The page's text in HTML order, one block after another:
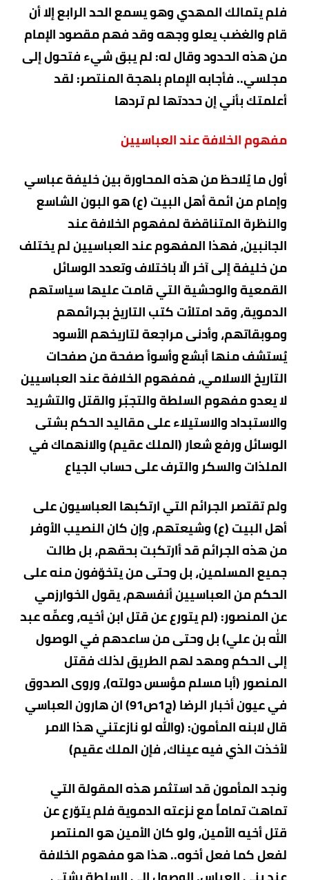
فلم يتمالك المهدي وهو يسمع الحد الرابع إلا أن
قام والغضب يعلو وجهه وقد فهم مقصود الإمام
من هذه الحدود وقال له: لم يبق شيء فتحول إلى
مجلسي.. فأجابه الإمام بلهجة المنتصر: لقد
أعلمتك بأني إن حددتها لم تردها
مفهوم الخلافة عند العباسيين
أول ما يُلاحظ من هذه المحاورة بين خليفة عباسي
وإمام من ائمة أهل البيت (ع) هو البون الشاسع
والنظرة المتناقضة لمفهوم الخلافة عند
الجانبين، فهذا المفهوم عند العباسيين لم يختلف
من خليفة إلى آخر الّا باختلاف وتعدد الوسائل
القمعية والوحشية التي قامت عليها سياستهم
الدموية، وقد امتلأت كتب التاريخ بجرائمهم
وموبقاتهم، وأدنى مراجعة لتاريخهم الأسود
يُستشف منها أبشع وأسوأ صفحة من صفحات
التاريخ الاسلامي، فمفهوم الخلافة عند العباسيين
لا يعدو مفهوم السلطة والتجبّر والقتل والتشريد
والاستبداد والاستيلاء على مقاليد الحكم بشتى
الوسائل ورفع شعار (الملك عقيم) والانهماك في
الملذات والسكر والترف على حساب الجياع
ولم تقتصر الجرائم التي ارتكبها العباسيون على
أهل البيت (ع) وشيعتهم، وإن كان النصيب الأوفر
من هذه الجرائم قد أارتكبت بحقهم، بل طالت
جميع المسلمين، بل وحتى من يتخوّفون منه على
الحكم من العباسيين أنفسهم، يقول الخوارزمي
عن المنصور: (لم يتورع عن قتل ابن أخيه، وعمِّه عبد
الله بن علي) بل وحتى من ساعدهم في الوصول
إلى الحكم ومهد لهم الطريق لذلك فقتل
المنصور (أبا مسلم مؤسس دولته)، وروى الصدوق
في عيون أخبار الرضا (ج1ص91) ان هارون العباسي
قال لابنه المأمون: (والله لو نازعتني هذا الامر
لأخذت الذي فيه عيناك, فإن الملك عقيم)
ونجد المأمون قد استثمر هذه المقولة التي
تماهت تماماً مع نزعته الدموية فلم يتوّرع عن
قتل أخيه الأمين، ولو كان الأمين هو المنتصر
لفعل كما فعل أخوه.. هذا هو مفهوم الخلافة